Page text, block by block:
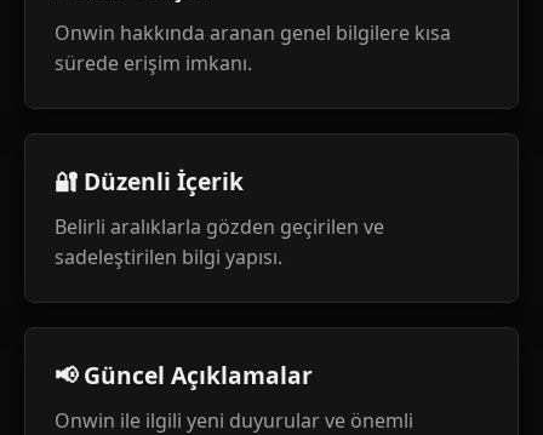
Onwin hakkında aranan genel bilgilere kısa
sürede erişim imkanı.
🔐 Düzenli İçerik
Belirli aralıklarla gözden geçirilen ve
sadeleştirilen bilgi yapısı.
📢 Güncel Açıklamalar
Onwin ile ilgili yeni duyurular ve önemli